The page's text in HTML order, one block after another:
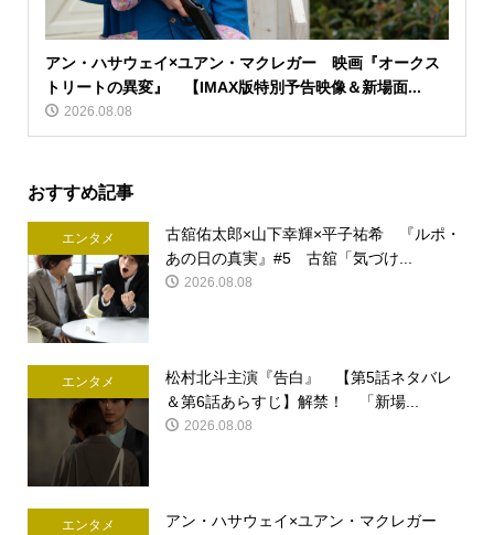
アン・ハサウェイ×ユアン・マクレガー 映画『オークス
トリートの異変』 【IMAX版特別予告映像＆新場面...
2026.08.08
おすすめ記事
エンタメ
古舘佑太郎×山下幸輝×平子祐希 『ルポ・
あの日の真実』#5 古舘「気づけ...
2026.08.08
エンタメ
松村北斗主演『告白』 【第5話ネタバレ
＆第6話あらすじ】解禁！ 「新場...
2026.08.08
エンタメ
アン・ハサウェイ×ユアン・マクレガー